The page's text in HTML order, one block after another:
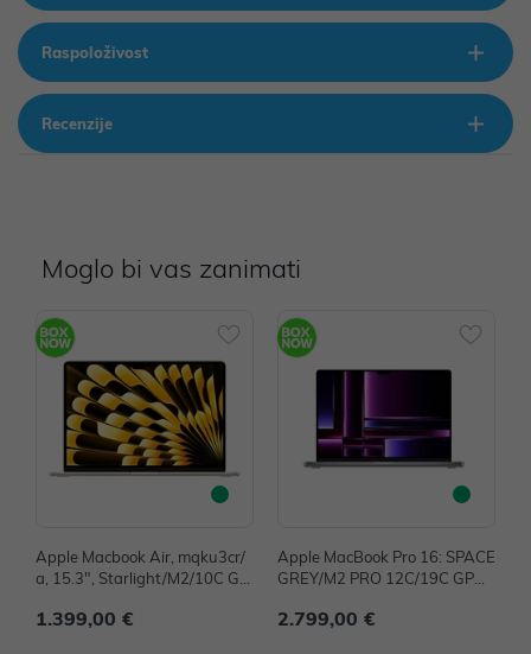
Raspoloživost
Recenzije
Moglo bi vas zanimati
Apple Macbook Air, mqku3cr/
a, 15.3", Starlight/M2/10C GP
a - IZLOŽBENI ARTIKL
1.399,00 €
Apple MacBook Pro 16: SPACE
GREY/M2 PRO 12C/19C GPU/
ZLOŽBENI ARTIKL
2.799,00 €